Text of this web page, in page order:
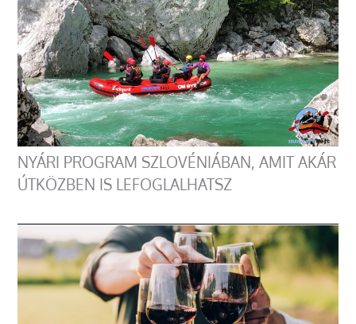
NYÁRI PROGRAM SZLOVÉNIÁBAN, AMIT AKÁR
ÚTKÖZBEN IS LEFOGLALHATSZ